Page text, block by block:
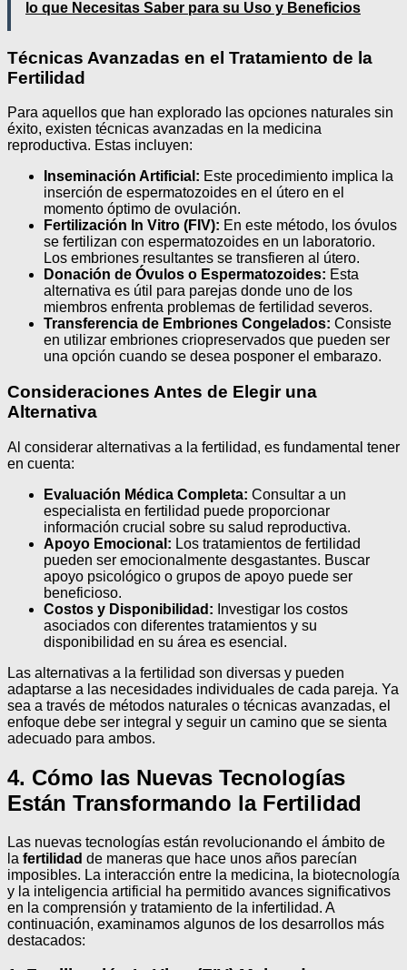
lo que Necesitas Saber para su Uso y Beneficios
Técnicas Avanzadas en el Tratamiento de la
Fertilidad
Para aquellos que han explorado las opciones naturales sin
éxito, existen técnicas avanzadas en la medicina
reproductiva. Estas incluyen:
Inseminación Artificial: Este procedimiento implica la
inserción de espermatozoides en el útero en el
momento óptimo de ovulación.
Fertilización In Vitro (FIV): En este método, los óvulos
se fertilizan con espermatozoides en un laboratorio.
Los embriones resultantes se transfieren al útero.
Donación de Óvulos o Espermatozoides: Esta
alternativa es útil para parejas donde uno de los
miembros enfrenta problemas de fertilidad severos.
Transferencia de Embriones Congelados: Consiste
en utilizar embriones criopreservados que pueden ser
una opción cuando se desea posponer el embarazo.
Consideraciones Antes de Elegir una
Alternativa
Al considerar alternativas a la fertilidad, es fundamental tener
en cuenta:
Evaluación Médica Completa: Consultar a un
especialista en fertilidad puede proporcionar
información crucial sobre su salud reproductiva.
Apoyo Emocional: Los tratamientos de fertilidad
pueden ser emocionalmente desgastantes. Buscar
apoyo psicológico o grupos de apoyo puede ser
beneficioso.
Costos y Disponibilidad: Investigar los costos
asociados con diferentes tratamientos y su
disponibilidad en su área es esencial.
Las alternativas a la fertilidad son diversas y pueden
adaptarse a las necesidades individuales de cada pareja. Ya
sea a través de métodos naturales o técnicas avanzadas, el
enfoque debe ser integral y seguir un camino que se sienta
adecuado para ambos.
4. Cómo las Nuevas Tecnologías
Están Transformando la Fertilidad
Las nuevas tecnologías están revolucionando el ámbito de
la fertilidad de maneras que hace unos años parecían
imposibles. La interacción entre la medicina, la biotecnología
y la inteligencia artificial ha permitido avances significativos
en la comprensión y tratamiento de la infertilidad. A
continuación, examinamos algunos de los desarrollos más
destacados: